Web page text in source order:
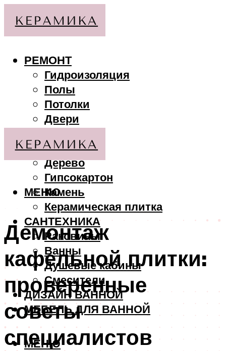
РЕМОНТ
Гидроизоляция
Полы
Потолки
Двери
МАТЕРИАЛЫ
Дерево
Гипсокартон
Камень
Керамическая плитка
САНТЕХНИКА
Раковины
Ванны
Душевые кабины
Смесители
ДИЗАЙН ВАННОЙ
МЕБЕЛЬ ДЛЯ ВАННОЙ
МЕНЮ
МЕНЮ
Демонтаж
кафельной плитки:
проверенные
советы
специалистов